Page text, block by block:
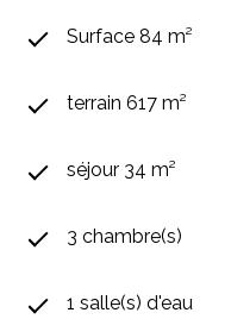
Surface 84 m²
terrain 617 m²
séjour 34 m²
3 chambre(s)
1 salle(s) d'eau